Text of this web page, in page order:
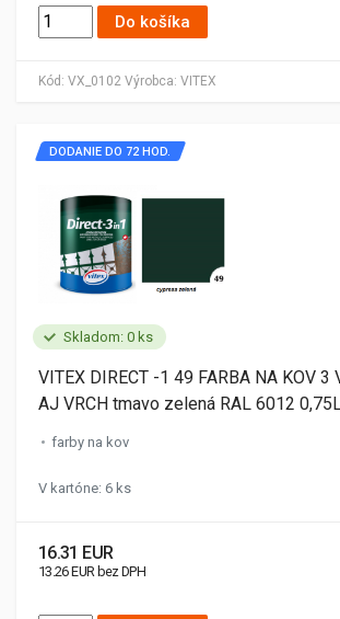
Kód: VX_0102 Výrobca: VITEX
Do košíka
Skladom: 0 ks
DODANIE DO 72 HOD.
VITEX DIRECT -1 49 FARBA NA KOV 3
AJ VRCH tmavo zelená RAL 6012
farby na kov
V kartóne: 6 ks
16.31 EUR
13.26 EUR bez DPH